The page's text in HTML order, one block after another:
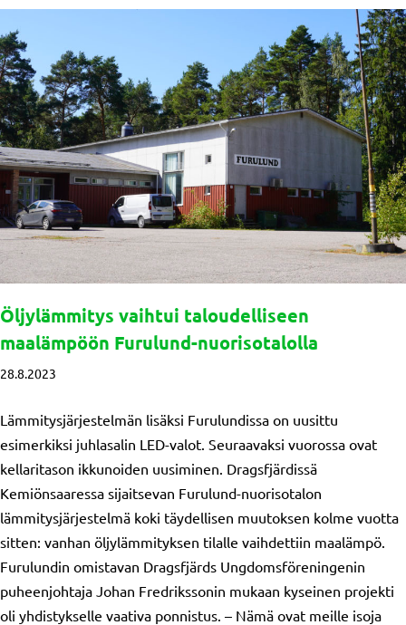
Öljylämmitys vaihtui taloudelliseen
maalämpöön Furulund-nuorisotalolla
28.8.2023
Lämmitysjärjestelmän lisäksi Furulundissa on uusittu
esimerkiksi juhlasalin LED-valot. Seuraavaksi vuorossa ovat
kellaritason ikkunoiden uusiminen. Dragsfjärdissä
Kemiönsaaressa sijaitsevan Furulund-nuorisotalon
lämmitysjärjestelmä koki täydellisen muutoksen kolme vuotta
sitten: vanhan öljylämmityksen tilalle vaihdettiin maalämpö.
Furulundin omistavan Dragsfjärds Ungdomsföreningenin
puheenjohtaja Johan Fredrikssonin mukaan kyseinen projekti
oli yhdistykselle vaativa ponnistus. – Nämä ovat meille isoja